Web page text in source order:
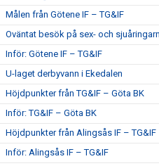
Målen från Götene IF – TG&IF
Oväntat besök på sex- och
Inför: Götene IF – TG&IF
U-laget derbyvann i Ekedalen
Höjdpunkter från TG&IF – Göta BK
Inför: TG&IF – Göta BK
Höjdpunkter från Alingsås IF – TG&IF
Inför: Alingsås IF – TG&IF